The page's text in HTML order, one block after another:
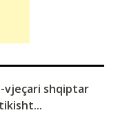
vjeçari shqiptar